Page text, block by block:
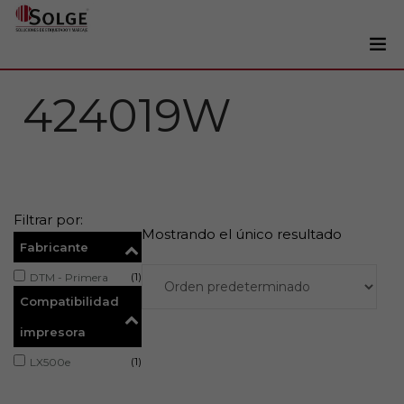
Impresoras
Tintas
Lectores
Marcaje
+34 93 241 22 21
424019W
Filtrar por:
Fabricante
DTM - Primera (1)
Compatibilidad
impresora
LX500e (1)
Mostrando el único resultado